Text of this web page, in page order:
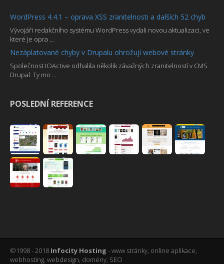
WordPress 4.4.1 – oprava XSS zranitelnosti a dalších 52 chyb
Vývojáři redakčního systému WordPress vydali novou aktualizaci, ve
které je opra ...
Nezáplatované chyby v Drupalu ohrožují webové stránky
Společnost IOActive odhalila několik závažných zranitelností v CMS
Drupal. Ty mo ...
POSLEDNÍ REFERENCE
©1998 - 2018 Infocity Hosting - www stránky, online aplikace,
webhosting, webdesign, domény, SEO